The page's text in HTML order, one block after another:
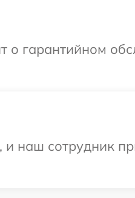
о гарантийном
наш сотрудник